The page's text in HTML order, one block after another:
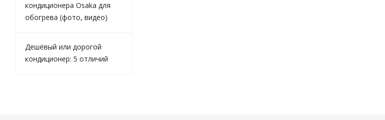
кондиционера Osaka для
обогрева (фото, видео)
Дешёвый или дорогой
кондиционер: 5 отличий